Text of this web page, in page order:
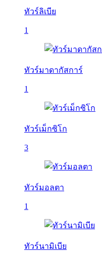
ทัวร์ลิเบีย
1
ทัวร์มาดากัสการ์
1
ทัวร์เม็กซิโก
3
ทัวร์มอลตา
1
ทัวร์นามิเบีย